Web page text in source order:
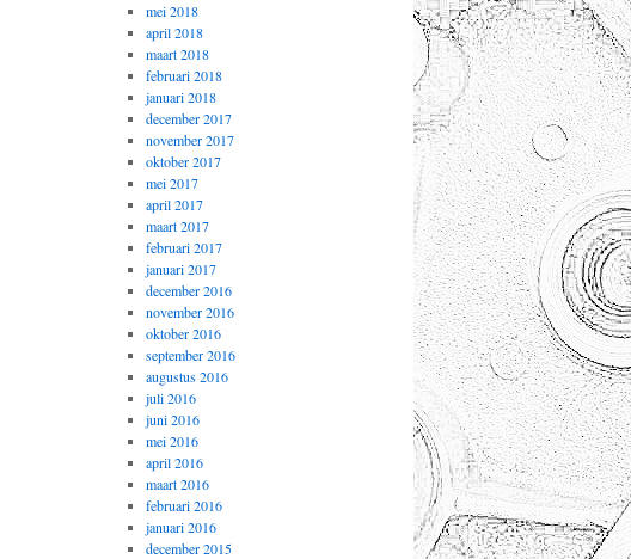
mei 2018
april 2018
maart 2018
februari 2018
januari 2018
december 2017
november 2017
oktober 2017
mei 2017
april 2017
maart 2017
februari 2017
januari 2017
december 2016
november 2016
oktober 2016
september 2016
augustus 2016
juli 2016
juni 2016
mei 2016
april 2016
maart 2016
februari 2016
januari 2016
december 2015